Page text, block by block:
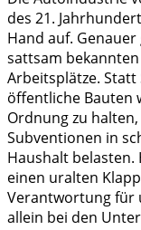
des 21.
Hand auf.
sattsam
Arbeitsplätze.
öffentliche Bauten
Ordnung zu
Subventionen in
Haushalt
einen uralten
Verantwortung für
allein bei den